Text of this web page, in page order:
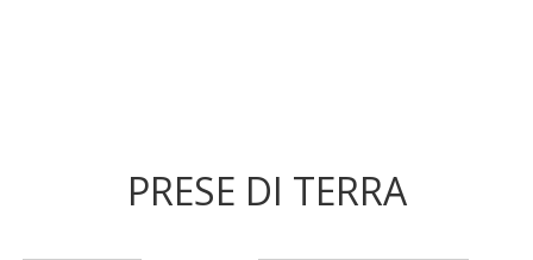
PRESE DI TERRA